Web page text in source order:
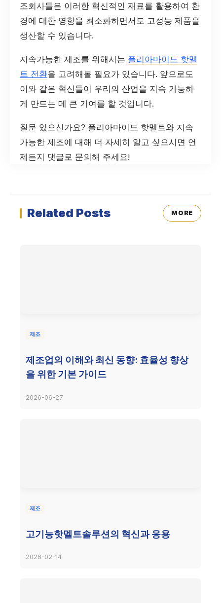
조회사들은 이러한 혁신적인 재료를 활용하여 환
경에 대한 영향을 최소화하면서도 고성능 제품을
생산할 수 있습니다.
지속가능한 제조를 위해서는 폴리아마이드 핫멜
트 전환을 고려해볼 필요가 있습니다. 앞으로도
이와 같은 혁신들이 우리의 산업을 지속 가능하
게 만드는 데 큰 기여를 할 것입니다.
질문 있으신가요? 폴리아마이드 핫멜트와 지속
가능한 제조에 대해 더 자세히 알고 싶으시면 언
제든지 댓글로 문의해 주세요!
Related Posts MORE
제조
제조업의 이해와 최신 동향: 효율성 향상
을 위한 기본 가이드
2026-06-27
제조
고기능핫멜트솔루션의 혁신과 응용
2026-02-14